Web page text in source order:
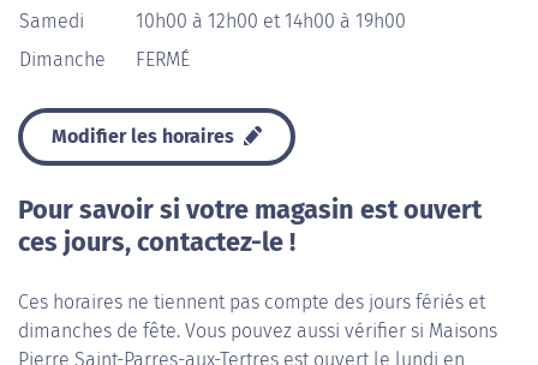
Samedi
10h00 à 12h00 et 14h00 à 19h00
Dimanche
FERMÉ
Modifier les horaires
Pour savoir si votre magasin est ouvert
ces jours, contactez-le !
Ces horaires ne tiennent pas compte des jours fériés et
dimanches de fête. Vous pouvez aussi vérifier si Maisons
Pierre Saint-Parres-aux-Tertres est ouvert le lundi en